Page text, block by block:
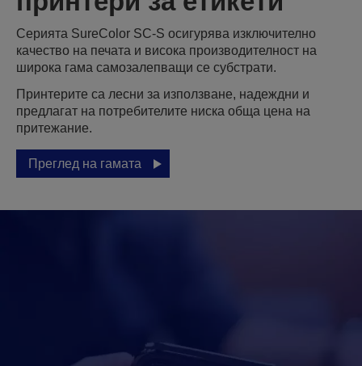
Серията SureColor SC-S осигурява изключително
качество на печата и висока производителност на
широка гама самозалепващи се субстрати.
Принтерите са лесни за използване, надеждни и
предлагат на потребителите ниска обща цена на
притежание.
Преглед на гамата